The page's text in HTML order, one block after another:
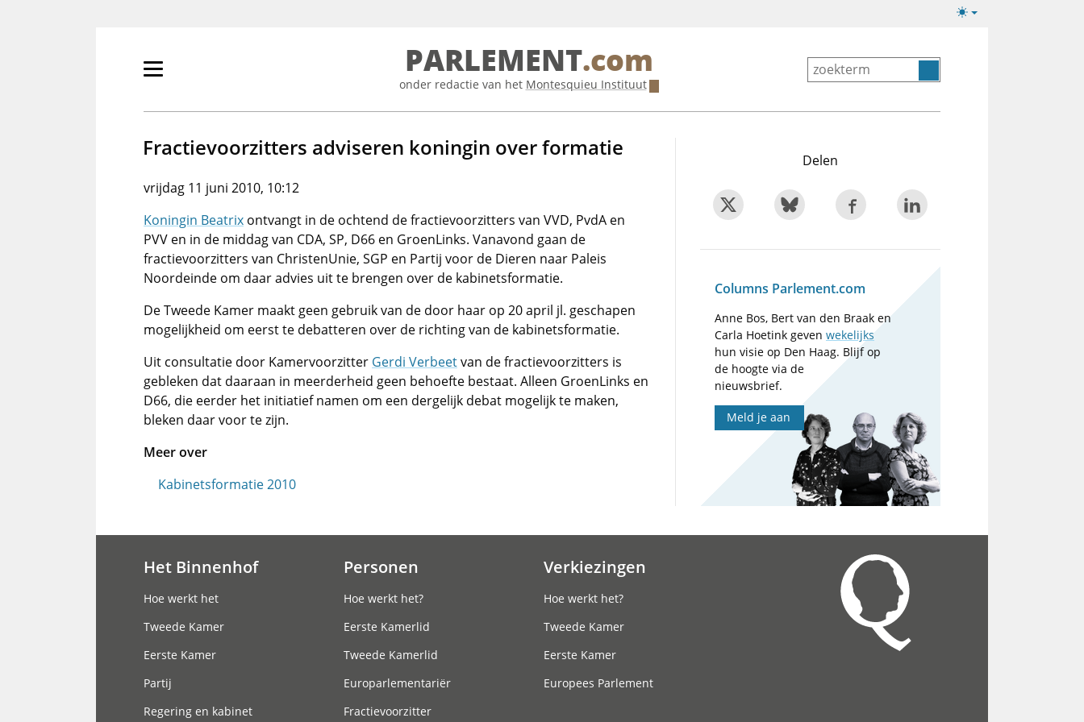
Lichte/donkere
Primair
tonen/verbergen
PARLEMENT.com
onder redactie van het Montesquieu Instituut
Fractievoorzitters adviseren koningin over formatie
vrijdag 11 juni 2010, 10:12
Koningin Beatrix ontvangt in de ochtend de fractievoorzitters van VVD, PvdA en
PVV en in de middag van CDA, SP, D66 en GroenLinks. Vanavond gaan de
fractievoorzitters van ChristenUnie, SGP en Partij voor de Dieren naar Paleis
Noordeinde om daar advies uit te brengen over de kabinetsformatie.
De Tweede Kamer maakt geen gebruik van de door haar op 20 april jl. geschapen
mogelijkheid om eerst te debatteren over de richting van de kabinetsformatie.
Uit consultatie door Kamervoorzitter Gerdi Verbeetvan de fractievoorzitters is
gebleken dat daaraan in meerderheid geen behoefte bestaat. Alleen GroenLinks en
D66, die eerder het initiatief namen om een dergelijk debat mogelijk te maken,
bleken daar voor te zijn.
Meer over
Kabinetsformatie 2010
Delen
Columns Parlement.com
Anne Bos, Bert van den Braak en
Carla Hoetink gevenwekelijks
hun visie op Den Haag. Blijf op
de hoogte via de
nieuwsbrief.
Meld je aan
Het Binnenhof
Hoe werkt het
Tweede Kamer
Eerste Kamer
Partij
Regering en kabinet
Personen
Hoe werkt het?
Eerste Kamerlid
Tweede Kamerlid
Europarlementariër
Fractievoorzitter
Verkiezingen
Hoe werkt het?
Tweede Kamer
Eerste Kamer
Europees Parlement